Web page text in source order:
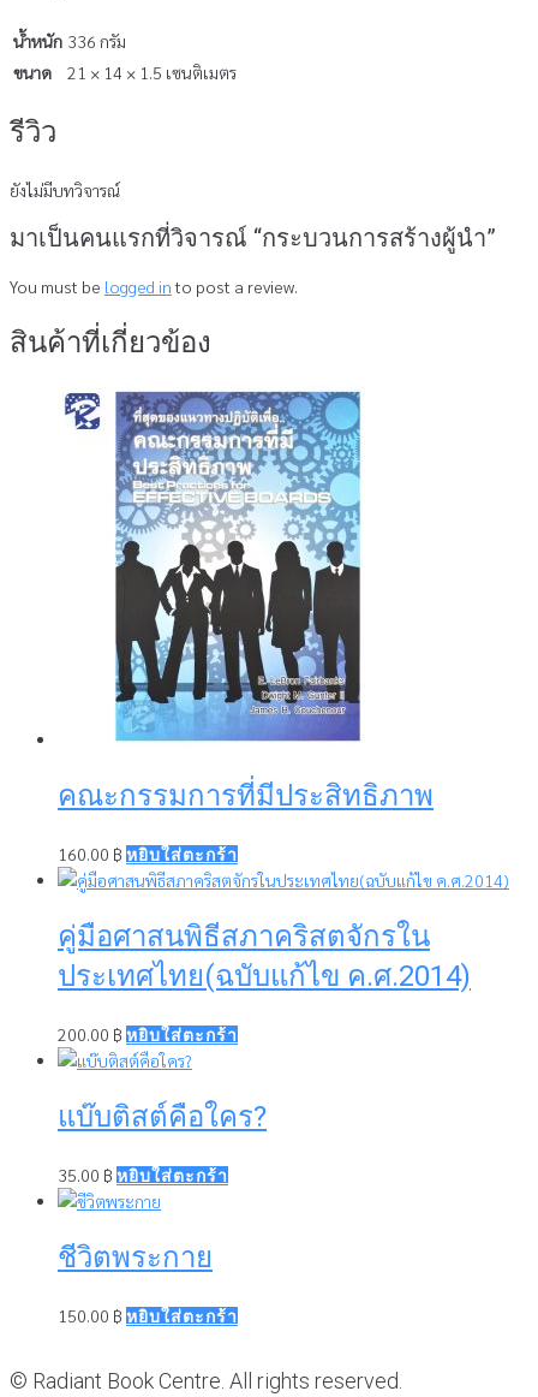
น้ำหนัก 336 กรัม
ขนาด
21 × 14 × 1.5 เซนติเมตร
รีวิว
ยังไม่มีบทวิจารณ์
มาเป็นคนแรกที่วิจารณ์ “กระบวนการสร้างผู้นำ”
You must be logged into post a review.
สินค้าที่เกี่ยวข้อง
คณะกรรมการที่มีประสิทธิภาพ
160.00 ฿ หยิบใส่ตะกร้า
คู่มือศาสนพิธีสภาคริสตจักรใน
ประเทศไทย(ฉบับแก้ไข ค.ศ.2014)
200.00 ฿ หยิบใส่ตะกร้า
แบ๊บติสต์คือใคร?
35.00 ฿ หยิบใส่ตะกร้า
ชีวิตพระกาย
150.00 ฿ หยิบใส่ตะกร้า
© Radiant Book Centre. All rights reserved.